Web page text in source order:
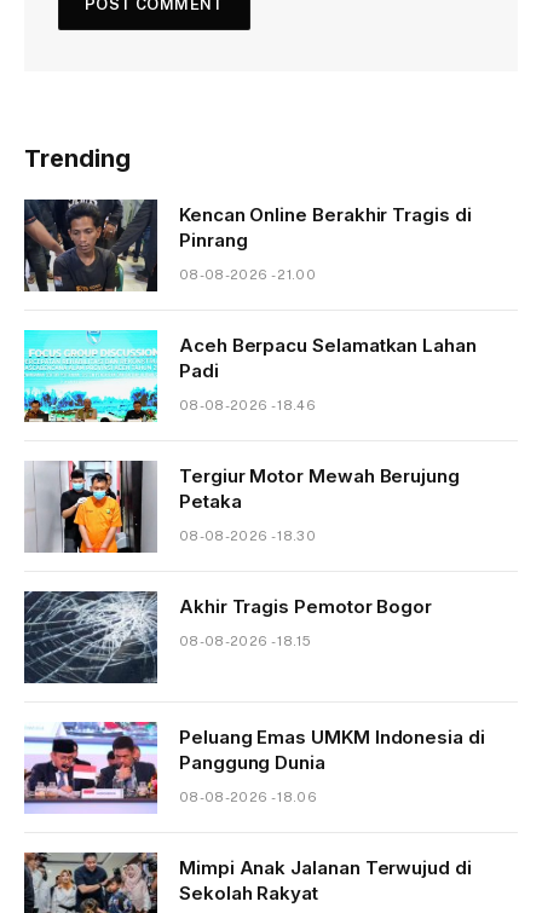
Trending
Kencan Online Berakhir Tragis di
Pinrang
08-08-2026 - 21.00
Aceh Berpacu Selamatkan Lahan
Padi
08-08-2026 - 18.46
Tergiur Motor Mewah Berujung
Petaka
08-08-2026 - 18.30
Akhir Tragis Pemotor Bogor
08-08-2026 - 18.15
Peluang Emas UMKM Indonesia di
Panggung Dunia
08-08-2026 - 18.06
Mimpi Anak Jalanan Terwujud di
Sekolah Rakyat